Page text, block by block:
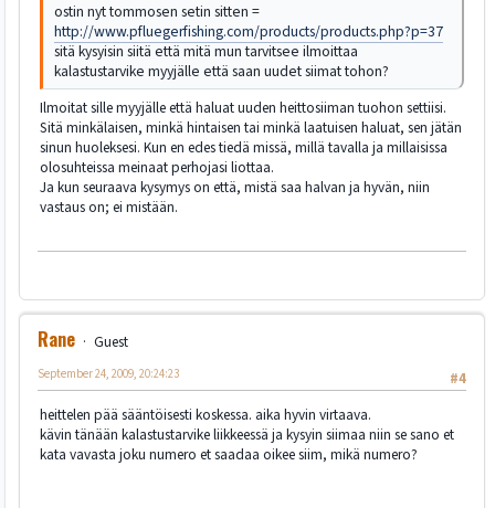
ostin nyt tommosen setin sitten =
http://www.pfluegerfishing.com/products/products.php?p=37
sitä kysyisin siitä että mitä mun tarvitsee ilmoittaa
kalastustarvike myyjälle että saan uudet siimat tohon?
Ilmoitat sille myyjälle että haluat uuden heittosiiman tuohon settiisi.
Sitä minkälaisen, minkä hintaisen tai minkä laatuisen haluat, sen jätän
sinun huoleksesi. Kun en edes tiedä missä, millä tavalla ja millaisissa
olosuhteissa meinaat perhojasi liottaa.
Ja kun seuraava kysymys on että, mistä saa halvan ja hyvän, niin
vastaus on; ei mistään.
Rane
Guest
#4
September 24, 2009, 20:24:23
heittelen pää sääntöisesti koskessa. aika hyvin virtaava.
kävin tänään kalastustarvike liikkeessä ja kysyin siimaa niin se sano et
kata vavasta joku numero et saadaa oikee siim, mikä numero?